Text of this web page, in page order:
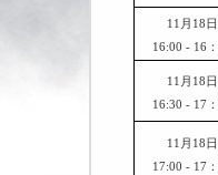
11 月 18 日
16:00 - 16：
11 月 18 日
16:30 - 17：
11 月 18 日
17:00 - 17：